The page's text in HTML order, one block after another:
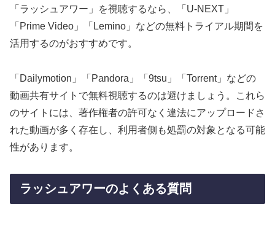
「ラッシュアワー」を視聴するなら、「U-NEXT」
「Prime Video」「Lemino」などの無料トライアル期間を
活用するのがおすすめです。
「Dailymotion」「Pandora」「9tsu」「Torrent」などの
動画共有サイトで無料視聴するのは避けましょう。これら
のサイトには、著作権者の許可なく違法にアップロードさ
れた動画が多く存在し、利用者側も処罰の対象となる可能
性があります。
ラッシュアワーのよくある質問